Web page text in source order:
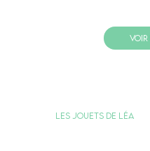
Les jouets de Léa